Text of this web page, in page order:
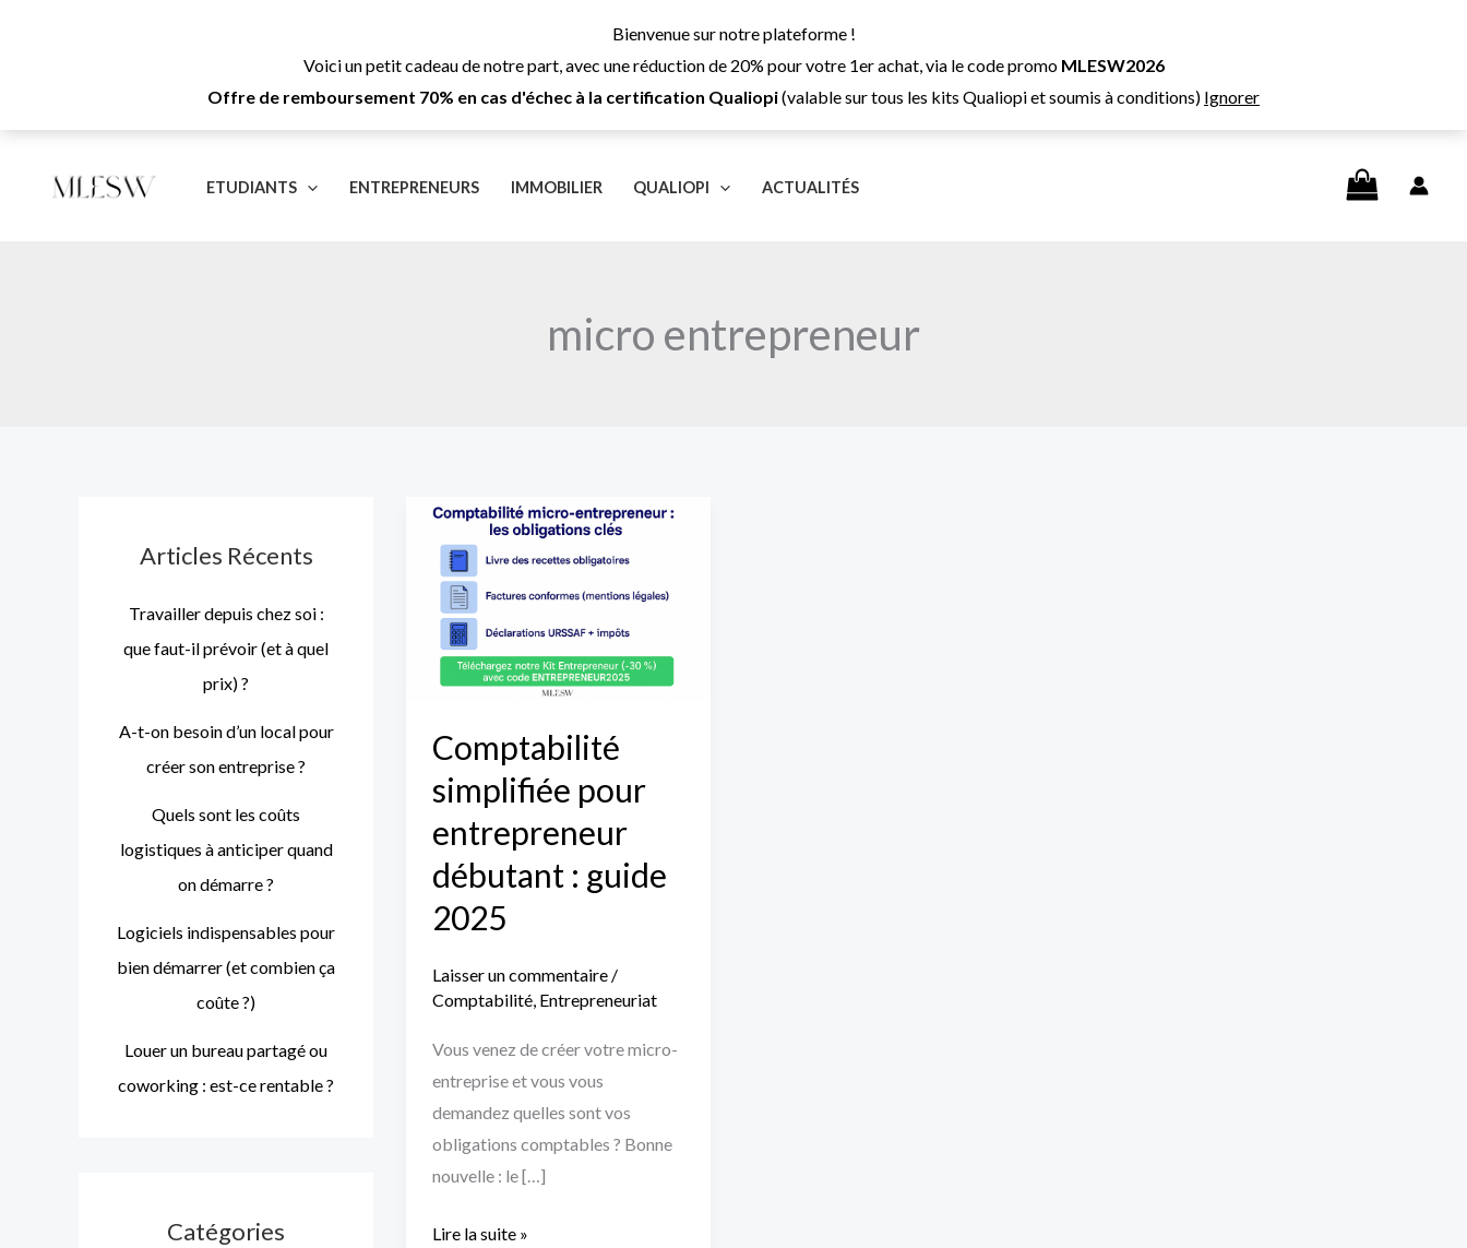
Bienvenue sur notre plateforme !
Voici un petit cadeau de notre part, avec une réduction de 20% pour votre 1er achat, via le code promo MLESW2026
Offre de remboursement 70% en cas d'échec à la certification Qualiopi(valable sur tous les kits Qualiopi et soumis à conditions) Ignorer
ETUDIANTS ENTREPRENEURS IMMOBILIER QUALIOPI ACTUALITÉS Rechercher
micro entrepreneur
Articles Récents
Travailler depuis chez soi :
que faut-il prévoir (et à quel
prix) ?
A-t-on besoin d’un local pour
créer son entreprise ?
Quels sont les coûts
logistiques à anticiper quand
on démarre ?
Logiciels indispensables pour
bien démarrer (et combien ça
coûte ?)
Louer un bureau partagé ou
coworking : est-ce rentable ?
Catégories
Comptabilité
simplifiée pour
entrepreneur
débutant : guide
2025
Laisser un commentaire /
Comptabilité Entrepreneuriat
Vous venez de créer votre micro-
entreprise et vous vous
demandez quelles sont vos
obligations comptables ? Bonne
nouvelle : le […]
Comptabilité
simplifiée
pour
entrepreneur
débutant
2025
Lire la suite »